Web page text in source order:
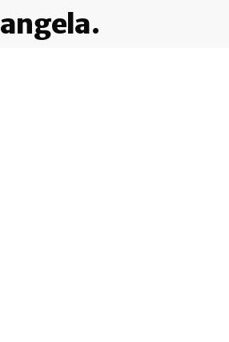
angela.